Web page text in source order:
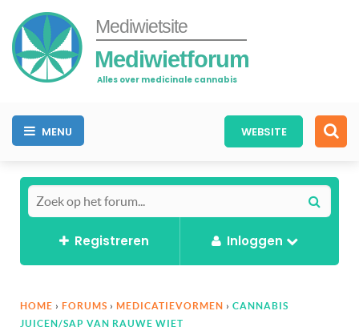
Mediwietsite
Mediwietforum
Alles over medicinale cannabis
MENU WEBSITE
Registreren Inloggen
HOME › FORUMS › MEDICATIEVORMEN › CANNABIS
JUICEN/SAP VAN RAUWE WIET